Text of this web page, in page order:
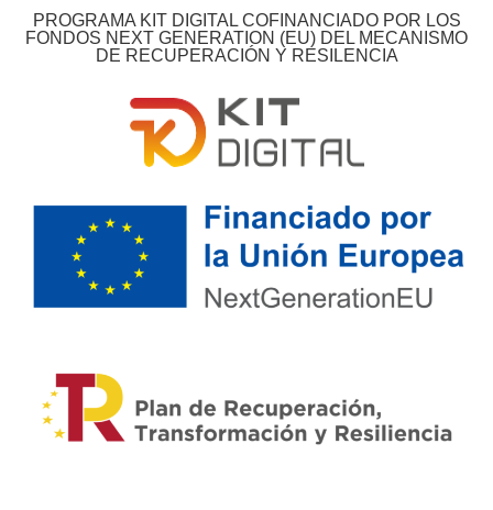
PROGRAMA KIT DIGITAL COFINANCIADO POR LOS
FONDOS NEXT GENERATION (EU) DEL MECANISMO
DE RECUPERACIÓN Y RESILENCIA